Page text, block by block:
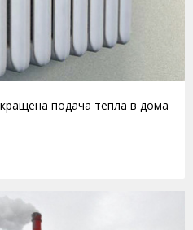
подача тепла в дома